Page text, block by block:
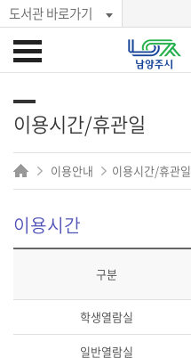
도서관 바로가기
이용시간/휴관일
이용안내 이용시간/휴관일
이용시간
구분
학생열람실
일반열람실